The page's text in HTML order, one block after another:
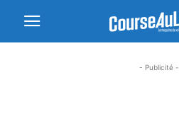
- Publicité -